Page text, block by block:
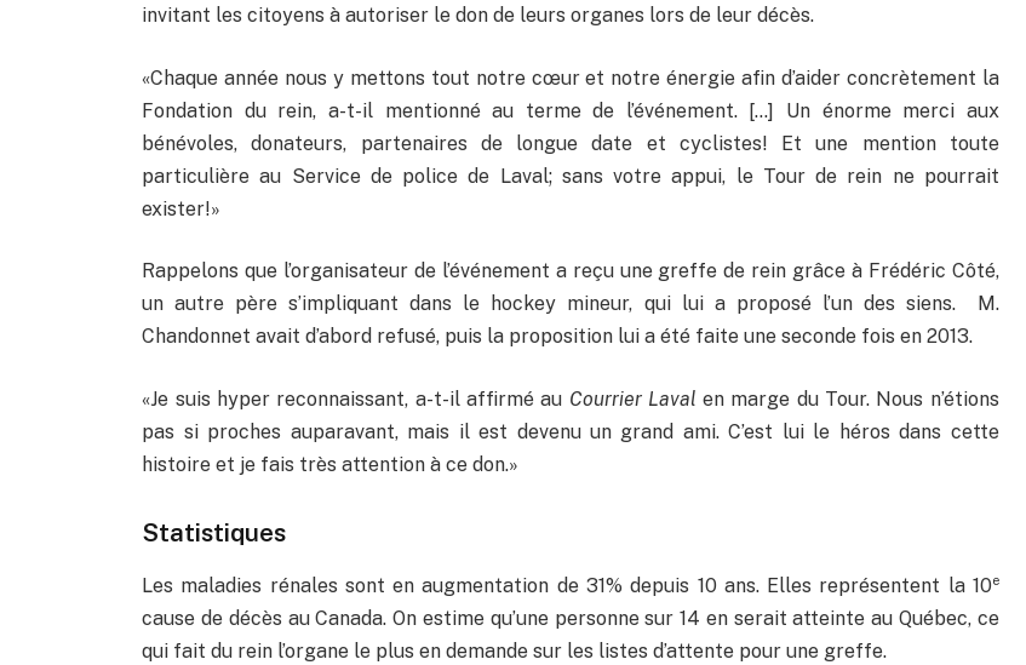
invitant les citoyens à autoriser le don de leurs organes lors de leur décès.
«Chaque année nous y mettons tout notre cœur et notre énergie afin d’aider concrètement la
Fondation du rein, a-t-il mentionné au terme de l’événement. […] Un énorme merci aux
bénévoles, donateurs, partenaires de longue date et cyclistes! Et une mention toute
particulière au Service de police de Laval; sans votre appui, le Tour de rein ne pourrait
exister!»
Rappelons que l’organisateur de l’événement a reçu une greffe de rein grâce à Frédéric Côté,
un autre père s’impliquant dans le hockey mineur, qui lui a proposé l’un des siens. M.
Chandonnet avait d’abord refusé, puis la proposition lui a été faite une seconde fois en 2013.
«Je suis hyper reconnaissant, a-t-il affirmé au Courrier Lavalen marge du Tour. Nous n’étions
pas si proches auparavant, mais il est devenu un grand ami. C’est lui le héros dans cette
histoire et je fais très attention à ce don.»
Statistiques
Les maladies rénales sont en augmentation de 31% depuis 10 ans. Elles représentent la 10e
cause de décès au Canada. On estime qu’une personne sur 14 en serait atteinte au Québec, ce
qui fait du rein l’organe le plus en demande sur les listes d’attente pour une greffe.